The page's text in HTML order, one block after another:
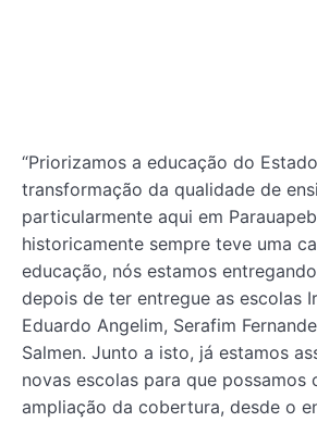
“Priorizamos a educação do
transformação da qualidade de
particularmente aqui em
historicamente sempre teve uma
educação, nós estamos
depois de ter entregue as escolas
Eduardo Angelim, Serafim
Salmen. Junto a isto, já estamos
novas escolas para que possamos
ampliação da cobertura, desde o